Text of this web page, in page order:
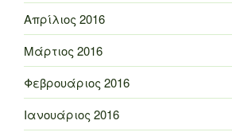
Απρίλιος 2016
Μάρτιος 2016
Φεβρουάριος 2016
Ιανουάριος 2016